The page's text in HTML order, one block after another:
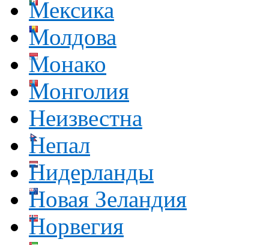
Мексика
Молдова
Монако
Монголия
Неизвестна
Непал
Нидерланды
Новая Зеландия
Норвегия